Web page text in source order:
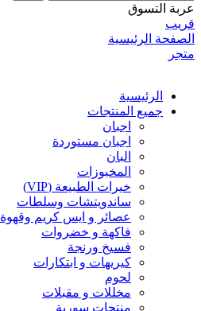
عربة التسوق
قريب
الصفحة الرئيسية
متجر
الرئيسية
جميع المنتجات
اجبان
اجبان مستوردة
البان
المخبوزات
خيرات الطبيعة (VIP)
ساندويتشات وسلطات
عصائر و ايس كريم وقهوة
فاكهة و خضروات
فسيخ ورنجة
كيريهات و ابتكارات
لحوم
مخللات و مقبلات
منتجات سورية